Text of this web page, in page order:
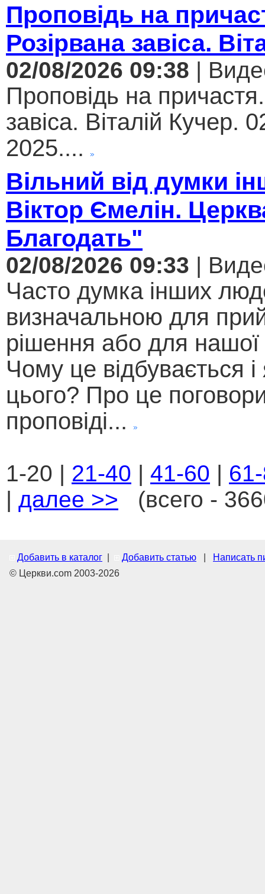
Проповідь на
Розірвана завіса.
02/08/2026 09:38 |
Проповідь на
завіса. Віталій Кучер.
2025....
Вільний від думки
Віктор Ємелін.
Благодать"
02/08/2026 09:33 |
Часто думка інших
визначальною для
рішення або для нашої
Чому це відбувається і
цього? Про це
проповіді...
1-20 | 21-40 | 41-60 |
| далее >> (всего -
Добавить в каталог Добавить статью
Написать
© Церкви.com 2003-2026